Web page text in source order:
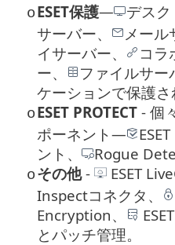
oESET保護— デスク
サーバー、
メール
イサーバー、
コラ
ー、
ファイルサー
ケーションで保護さ
oESET PROTECT - 個
ポーネント—
ント、
Rogue
oその他- ESET
Inspectコネクタ、
Encryption、
とパッチ管理。